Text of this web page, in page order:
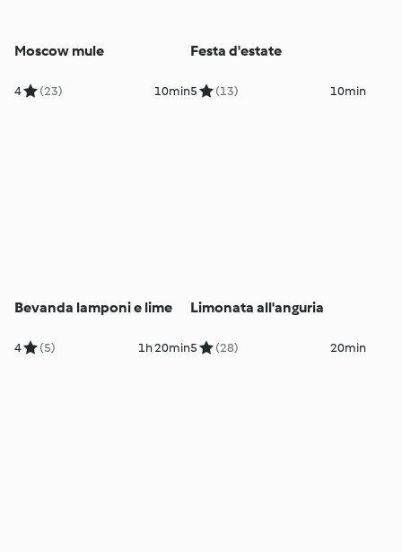
Moscow mule
4 (23) 10min
Festa d'estate
5 (13) 10min
Bevanda lamponi e lime
4 (5) 1h 20min
Limonata all'anguria
5 (28) 20min